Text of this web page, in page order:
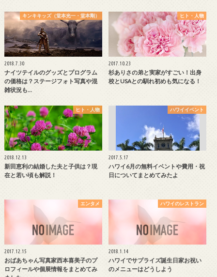
キンキキッズ（堂本光一・堂本剛）
2018.7.30
ナイツテイルのグッズとプログラム
の価格は？ステージフォト写真や混
雑状況も…
ヒト・人物
2017.10.23
杉ありさの弟と実家がすごい！出身
校とUSAとの馴れ初めも気になる！
ヒト・人物
2018.12.13
新田恵利の結婚した夫と子供は？現
在と若い頃も解説！
ハワイイベント
2017.5.17
ハワイ6月の無料イベントや費用・祝
日についてまとめてみたよ
エンタメ
2017.12.15
おばあちゃん写真家西本喜美子のプ
ロフィールや個展情報をまとめてみ
ハワイのレストラン
2018.1.14
ハワイでサプライズ誕生日家お祝い
のメニューはどうしよう